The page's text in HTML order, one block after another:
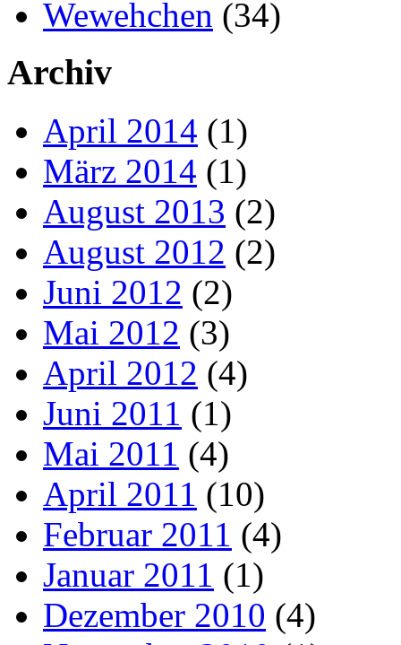
Wewehchen (34)
Archiv
April 2014 (1)
März 2014 (1)
August 2013 (2)
August 2012 (2)
Juni 2012 (2)
Mai 2012 (3)
April 2012 (4)
Juni 2011 (1)
Mai 2011 (4)
April 2011 (10)
Februar 2011 (4)
Januar 2011 (1)
Dezember 2010 (4)